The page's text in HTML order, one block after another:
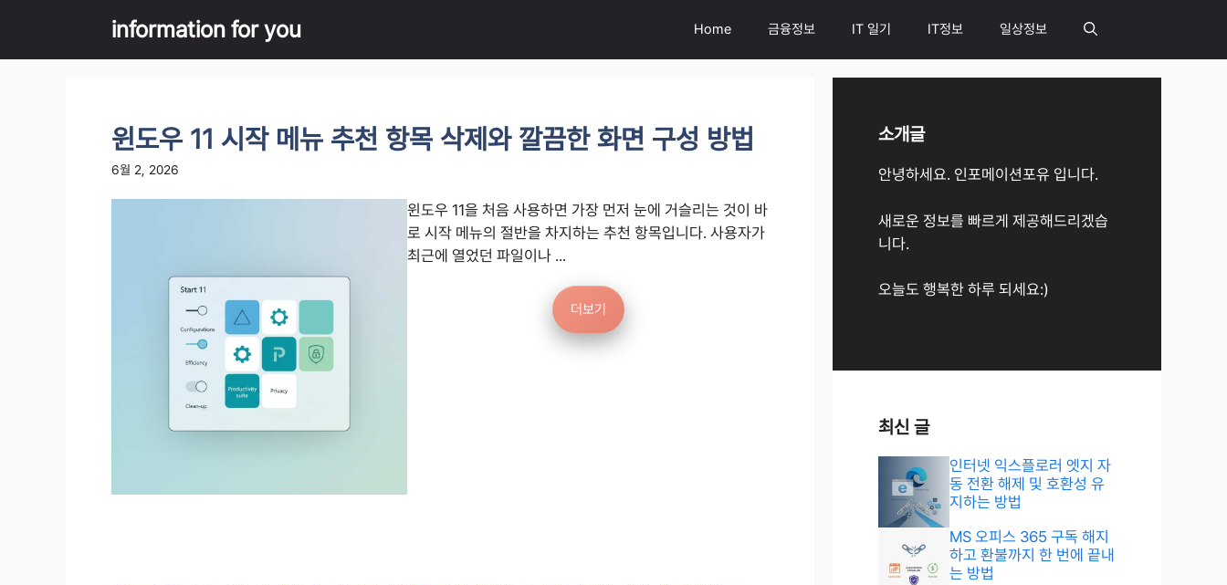
content
information for you Home 금융정보 IT 일기 IT정보 일상정보
윈도우 11 시작 메뉴 추천 항목 삭제와 깔끔한 화면 구성 방법
6월 2, 2026
윈도우 11을 처음 사용하면 가장 먼저 눈에 거슬리는 것이 바
로 시작 메뉴의 절반을 차지하는 추천 항목입니다. 사용자가
최근에 열었던 파일이나 ...
더보기
소개글
안녕하세요. 인포메이션포유 입니다.
새로운 정보를 빠르게 제공해드리겠습
니다.
오늘도 행복한 하루 되세요:)
최신 글
인터넷 익스플로러 엣지 자
동 전환 해제 및 호환성 유
지하는 방법
MS 오피스 365 구독 해지
하고 환불까지 한 번에 끝내
는 방법